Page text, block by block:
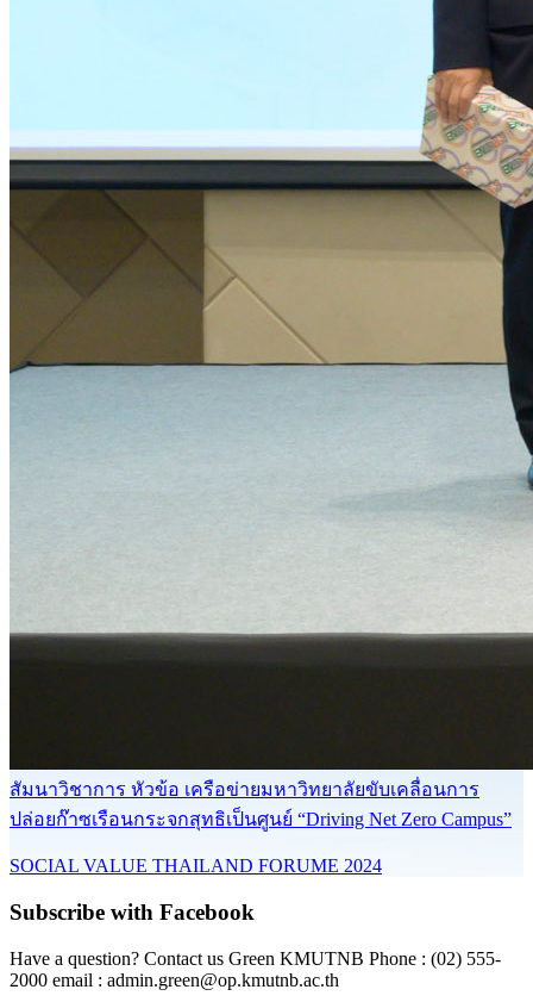
สัมนาวิชาการ หัวข้อ เครือข่ายมหาวิทยาลัยขับเคลื่อนการ
ปล่อยก๊าซเรือนกระจกสุทธิเป็นศูนย์ “Driving Net Zero Campus”
SOCIAL VALUE THAILAND FORUME 2024
Subscribe with Facebook
Have a question? Contact us Green KMUTNB Phone : (02) 555-
2000 email : admin.green@op.kmutnb.ac.th